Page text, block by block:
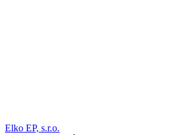
Elko EP, s.r.o.